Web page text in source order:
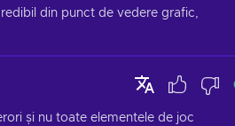
din punct de vedere grafic,
și nu toate elementele de joc